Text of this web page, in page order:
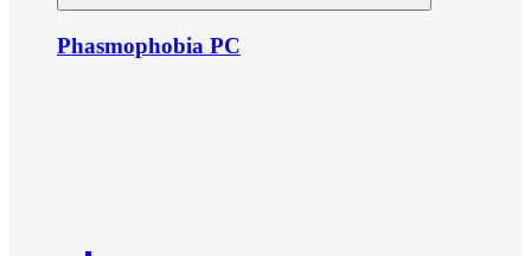
Phasmophobia PC